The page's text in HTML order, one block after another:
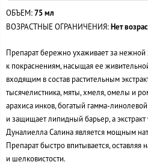
ОБЪЕМ: 75 мл
ВОЗРАСТНЫЕ ОГРАНИЧЕНИЯ: Нет
Препарат бережно ухаживает за
к покраснениям, насыщая ее
входящим в состав растительным
тысячелистника, мяты, хмеля, омелы и
арахиса инков, богатый гамма-линолевой
и защищает липидный барьер, а
Дуналиелла Салина является мощным
Препарат быстро впитывается,
и шелковистости.